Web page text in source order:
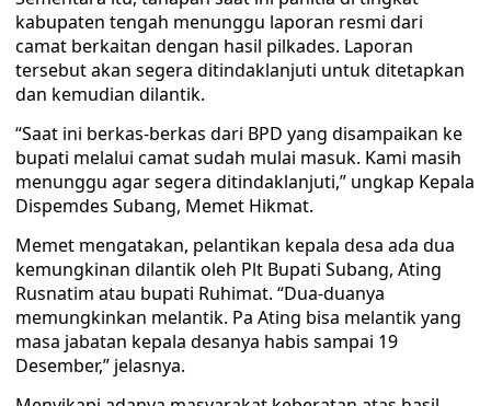
kabupaten tengah menunggu laporan resmi dari
camat berkaitan dengan hasil pilkades. Laporan
tersebut akan segera ditindaklanjuti untuk ditetapkan
dan kemudian dilantik.
“Saat ini berkas-berkas dari BPD yang disampaikan ke
bupati melalui camat sudah mulai masuk. Kami masih
menunggu agar segera ditindaklanjuti,” ungkap Kepala
Dispemdes Subang, Memet Hikmat.
Memet mengatakan, pelantikan kepala desa ada dua
kemungkinan dilantik oleh Plt Bupati Subang, Ating
Rusnatim atau bupati Ruhimat. “Dua-duanya
memungkinkan melantik. Pa Ating bisa melantik yang
masa jabatan kepala desanya habis sampai 19
Desember,” jelasnya.